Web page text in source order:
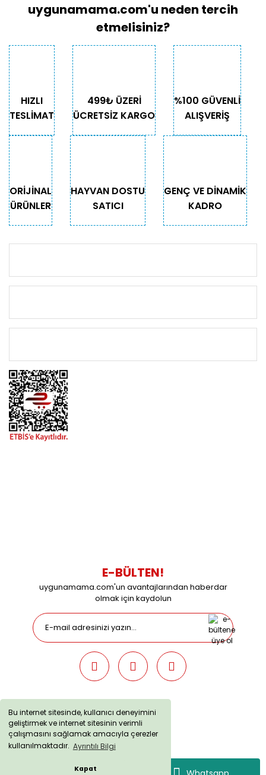
Bu internet sitesinde, kullanıcı deneyimini
geliştirmek ve internet sitesinin verimli
çalışmasını sağlamak amacıyla çerezler
kullanılmaktadır. Ayrıntılı Bilgi
Kapat
uygunamama.com'u neden tercih
etmelisiniz?
HIZLI
TESLİMAT
499₺ ÜZERİ
ÜCRETSİZ KARGO
%100 GÜVENLİ
ALIŞVERİŞ
ORİJİNAL
ÜRÜNLER
HAYVAN DOSTU
SATICI
GENÇ VE DİNAMİK
KADRO
E-BÜLTEN!
uygunamama.com'un avantajlarından haberdar
olmak için kaydolun
uygunamama.com © 2019 - Tüm Hakları Saklıdır. Kredi kartı
bilgileriniz 256bit SSL sertifikası ile korunmaktadır.